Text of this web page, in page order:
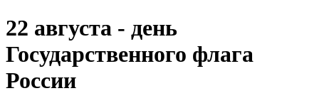
22 августа - день
Государственного флага
России